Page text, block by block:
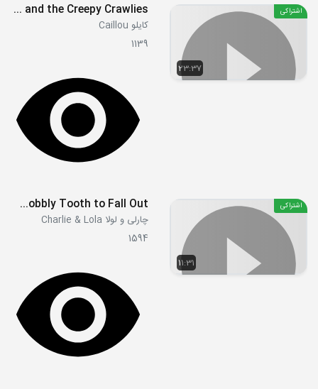
23:37
اشتراکی S04E05 - Caillou and the Big Slide - Caillou the Sailor - Caillou and the Creepy Crawlies
کایلو Caillou
1139
11:31
اشتراکی S01E15 - I Do Not Ever, Never Want My Wobbly Tooth to Fall Out
چارلی و لولا Charlie & Lola
1594